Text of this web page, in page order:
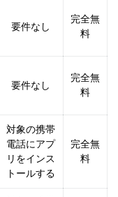
要件なし
完全無
料
要件なし
完全無
料
対象の携帯
電話にアプ
リをインス
トールする
完全無
料